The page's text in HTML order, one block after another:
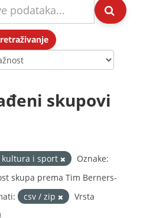
skupovi
kultura i sport
Oznake:
skupa prema Tim Berners-
csv / zip
Vrsta